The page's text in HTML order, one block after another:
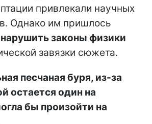
привлекали научных
Однако им пришлось
законы физики
завязки сюжета.
песчаная буря, из-за
остается один на
бы произойти на